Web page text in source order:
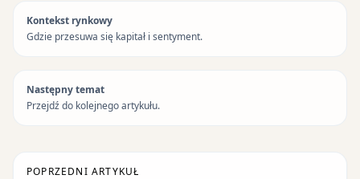
Kontekst rynkowy
Gdzie przesuwa się kapitał i sentyment.
Następny temat
Przejdź do kolejnego artykułu.
POPRZEDNI ARTYKUŁ